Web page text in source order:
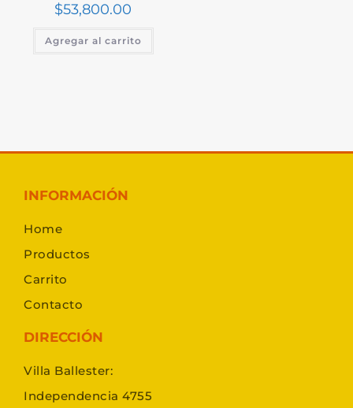
$53,800.00
Agregar al carrito
INFORMACIÓN
Home
Productos
Carrito
Contacto
DIRECCIÓN
Villa Ballester:
Independencia 4755